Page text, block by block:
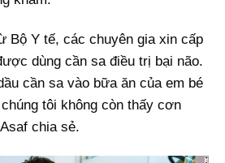
Bộ Y tế, các chuyên gia xin cấp
dùng cần sa điều trị bại não.
cần sa vào bữa ăn của em bé
tôi không còn thấy cơn
chia sẻ.